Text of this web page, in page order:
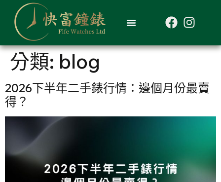
分類: blog
2026下半年二手錶行情：邊個月份最賣
得？